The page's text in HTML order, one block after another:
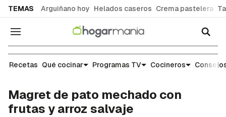
TEMAS Arguiñano hoy Helados caseros Crema pastelera
Navegación
Recetas
Recetas Qué cocinar Programas TV Cocineros
Magret de pato mechado con
frutas y arroz salvaje